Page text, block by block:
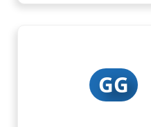
GG